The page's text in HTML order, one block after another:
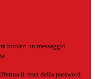
inviato un messaggio
il reset della password